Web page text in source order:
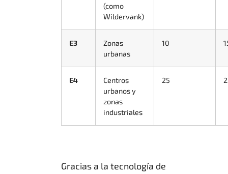
(como
Wildervank)
E3
Zonas
urbanas
10
E4
Centros
urbanos y
zonas
industriales
25
Gracias a la tecnología de